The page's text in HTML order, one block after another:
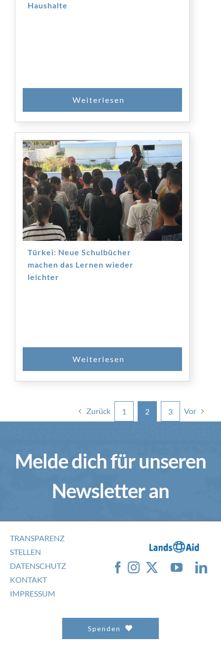
Haushalte
Türkei: Neue Schulbücher
machen das Lernen wieder
leichter
Zurück 1 2 3 Vor
Melde dich für unseren
Newsletter an
TRANSPARENZ
STELLEN
DATENSCHUTZ
KONTAKT
IMPRESSUM
Spenden